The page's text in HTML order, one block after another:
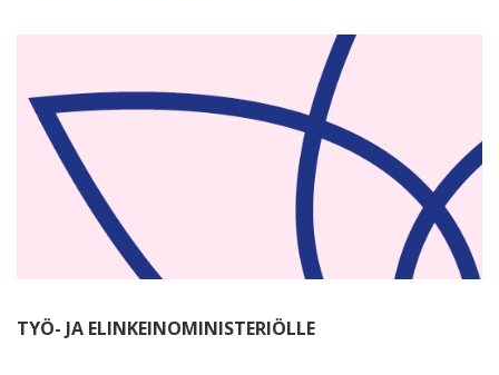
TYÖ- JA ELINKEINOMINISTERIÖLLE